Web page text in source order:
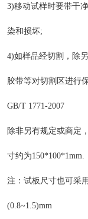
3)移动试样时要带干
染和损坏;
4)如样品经切割，除
胶带等对切割区进行保
GB/T 1771-2007
除非另有规定或商定
寸约为150*100*1mm.
注：试板尺寸也可采
(0.8~1.5)mm